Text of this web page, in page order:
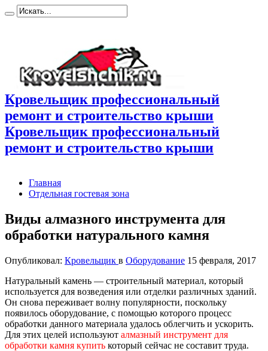
Кровельщик профессиональный
ремонт и строительство крыши
Кровельщик профессиональный
ремонт и строительство крыши
Главная
Отдельная гостевая зона
Виды алмазного инструмента для
обработки натурального камня
Опубликовал: Кровельщик в Оборудование 15 февраля, 2017
Натуральный камень — строительный материал, который
используется для возведения или отделки различных зданий.
Он снова переживает волну популярности, поскольку
появилось оборудование, с помощью которого процесс
обработки данного материала удалось облегчить и ускорить.
Для этих целей используют алмазный инструмент для
обработки камня купить который сейчас не составит труда.